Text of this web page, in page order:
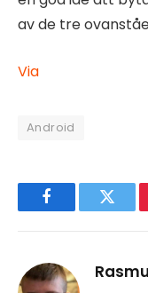
av de tre
Via
Android
Facebook